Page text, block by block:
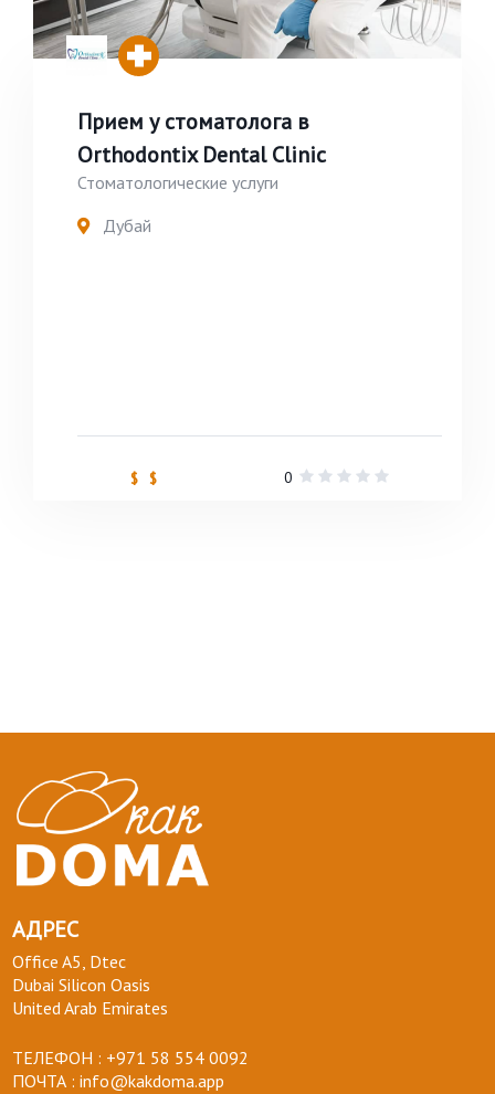
Прием у стоматолога в
Orthodontix Dental Clinic
Стоматологические услуги
Дубай
$ $ 0
АДРЕС
Office A5, Dtec
Dubai Silicon Oasis
United Arab Emirates
ТЕЛЕФОН : +971 58 554 0092
ПОЧТА : info@kakdoma.app